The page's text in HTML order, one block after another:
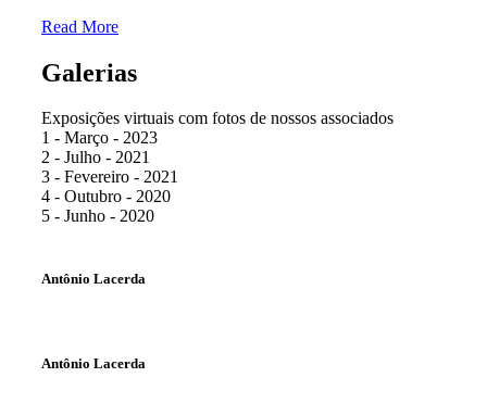
Read More
Galerias
Exposições virtuais com fotos de nossos associados
1 - Março - 2023
2 - Julho - 2021
3 - Fevereiro - 2021
4 - Outubro - 2020
5 - Junho - 2020
Antônio Lacerda
Antônio Lacerda